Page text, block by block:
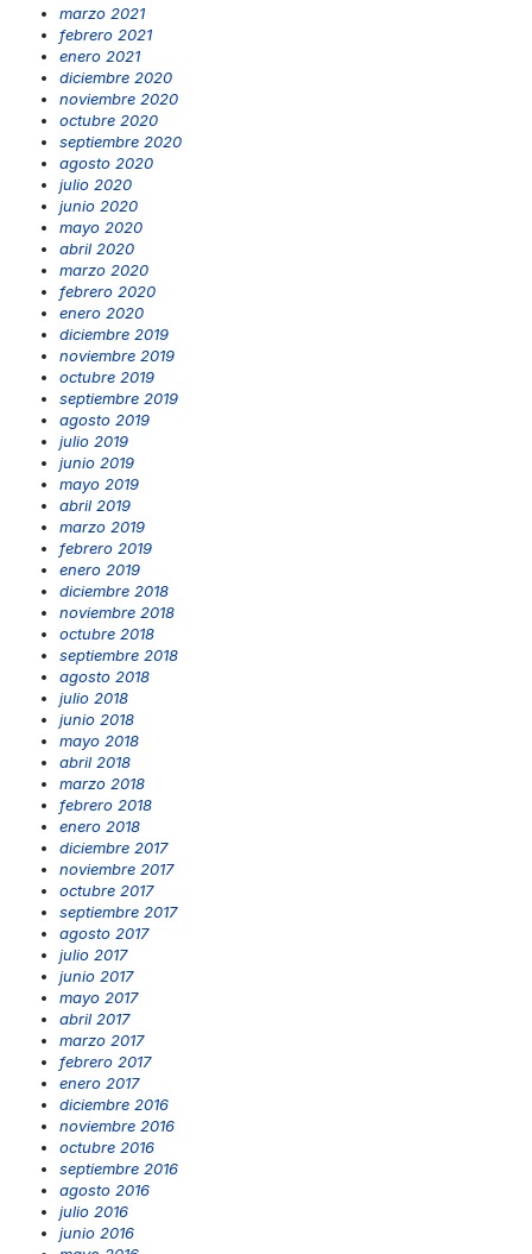
marzo 2021
febrero 2021
enero 2021
diciembre 2020
noviembre 2020
octubre 2020
septiembre 2020
agosto 2020
julio 2020
junio 2020
mayo 2020
abril 2020
marzo 2020
febrero 2020
enero 2020
diciembre 2019
noviembre 2019
octubre 2019
septiembre 2019
agosto 2019
julio 2019
junio 2019
mayo 2019
abril 2019
marzo 2019
febrero 2019
enero 2019
diciembre 2018
noviembre 2018
octubre 2018
septiembre 2018
agosto 2018
julio 2018
junio 2018
mayo 2018
abril 2018
marzo 2018
febrero 2018
enero 2018
diciembre 2017
noviembre 2017
octubre 2017
septiembre 2017
agosto 2017
julio 2017
junio 2017
mayo 2017
abril 2017
marzo 2017
febrero 2017
enero 2017
diciembre 2016
noviembre 2016
octubre 2016
septiembre 2016
agosto 2016
julio 2016
junio 2016